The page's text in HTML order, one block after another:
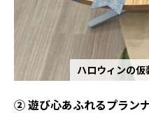
ハロウィンの
② 遊び心あふれるプラン